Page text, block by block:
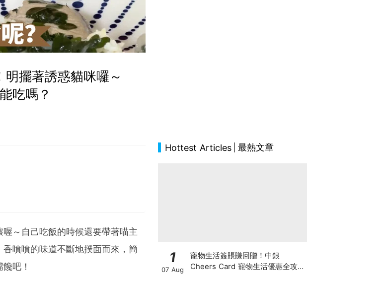
擺著誘惑貓咪囉～
吃嗎？
～自己吃飯的時候還要帶著喵主
噴噴的味道不斷地撲面而來，簡
吧！
Hottest Articles 最熱文章
1
07 Aug
寵物生活簽賬賺回贈！中銀
Cheers Card 寵物生活優惠全攻